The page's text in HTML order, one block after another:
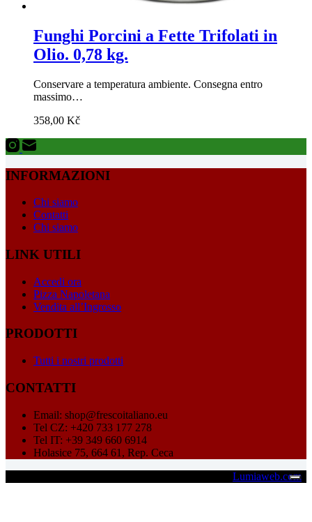
Funghi Porcini a Fette Trifolati in
Olio. 0,78 kg.
Conservare a temperatura ambiente. Consegna entro
massimo…
358,00 Kč
INFORMAZIONI
Chi siamo
Contatti
Chi siamo
LINK UTILI
Accedi ora
Pizza Napoletana
Vendita all’Ingrosso
PRODOTTI
Tutti i nostri prodotti
CONTATTI
Email: shop@frescoitaliano.eu
Tel CZ: +420 733 177 278
Tel IT: +39 349 660 6914
Holasice 75, 664 61, Rep. Ceca
Lumiaweb.com